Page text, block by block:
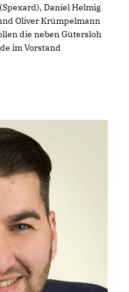
Daniel Helmig
Oliver Krümpelmann
die neben Gütersloh
im Vorstand